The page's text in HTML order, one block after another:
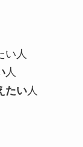
い人
人
たい人